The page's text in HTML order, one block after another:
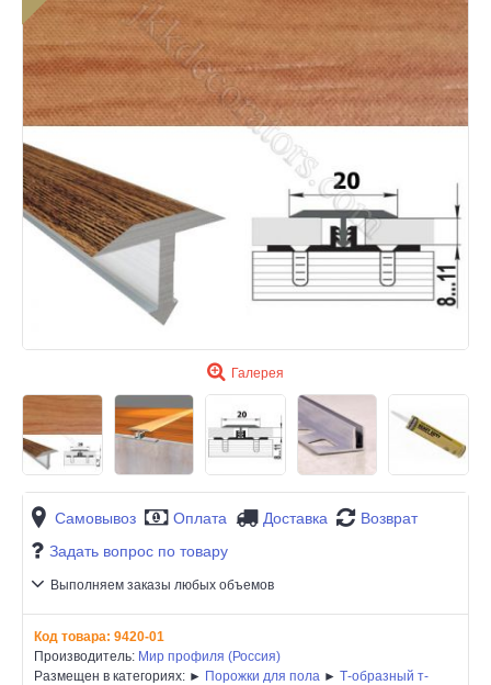
Галерея
Самовывоз Оплата Доставка
Возврат
Задать вопрос по товару
Выполняем заказы любых объемов
Код товара: 9420-01
Производитель: Мир профиля (Россия)
Размещен в категориях: ► Порожки для пола ► Т-образный т-